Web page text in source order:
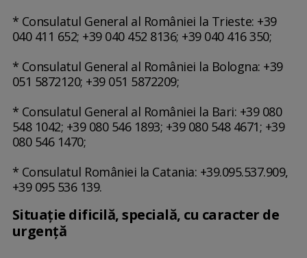
* Consulatul General al României la Trieste: +39
040 411 652; +39 040 452 8136; +39 040 416 350;
* Consulatul General al României la Bologna: +39
051 5872120; +39 051 5872209;
* Consulatul General al României la Bari: +39 080
548 1042; +39 080 546 1893; +39 080 548 4671; +39
080 546 1470;
* Consulatul României la Catania: +39.095.537.909,
+39 095 536 139.
Situaţie dificilă, specială, cu caracter de
urgenţă